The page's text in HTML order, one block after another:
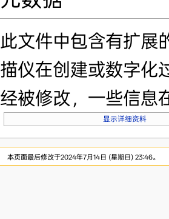
此文件中包含有扩展
描仪在创建或数字化
经被修改，一些信息
显示详细资料
本页面最后修改于2024年7月14日 (星期日) 23:46。